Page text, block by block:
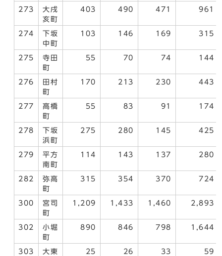
273
大戌
亥町
403 490 471 961
274
下坂
中町
103 146 169 315
275
寺田
町
55 70 74 144
276
田村
町
170 213 230 443
277
高橋
町
55 83 91 174
278
下坂
浜町
275 280 145 425
279
平方
南町
114 143 137 280
282
弥高
町
315 354 370 724
300
宮司
町
1,209 1,433 1,460 2,893
302
小堀
町
890 846 798 1,644
303
大東
25 26 33 59